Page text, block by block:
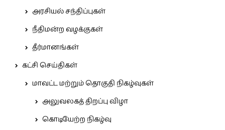
அரசியல் சந்திப்புகள்
நீதிமன்ற வழக்குகள்
தீர்மானங்கள்
கட்சி செய்திகள்
மாவட்ட மற்றும் தொகுதி நிகழ்வுகள்
அலுவலகத் திறப்பு விழா
கொடியேற்ற நிகழ்வு